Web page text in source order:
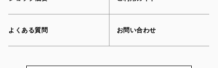
よくある質問 お問い合わせ